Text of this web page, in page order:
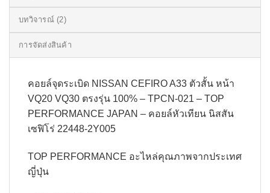
บทวิจารณ์ (2)
การจัดส่งสินค้า
คอยล์จุดระเบิด NISSAN CEFIRO A33 ตัวสั้น หน้า
VQ20 VQ30 ตรงรุ่น 100% – TPCN-021 – TOP
PERFORMANCE JAPAN – คอยล์หัวเทียน นิสสัน
เซฟิโร่ 22448-2Y005
TOP PERFORMANCE อะไหล่คุณภาพจากประเทศ
ญี่ปุ่น